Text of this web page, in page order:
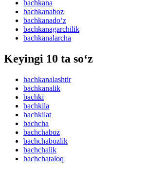
bachkana
bachkanaboz
bachkanado‘z
bachkanagarchilik
bachkanalarcha
Keyingi 10 ta so‘z
bachkanalashtir
bachkanalik
bachki
bachkila
bachkilat
bachcha
bachchaboz
bachchabozlik
bachchalik
bachchataloq